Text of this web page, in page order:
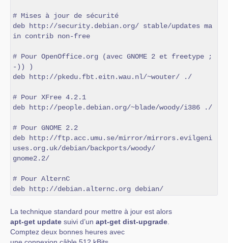
# Mises à jour de sécurité
deb http://security.debian.org/ stable/updates ma
in contrib non-free
# Pour OpenOffice.org (avec GNOME 2 et freetype ;
-)) )
deb http://pkedu.fbt.eitn.wau.nl/~wouter/ ./
# Pour XFree 4.2.1
deb http://people.debian.org/~blade/woody/i386 ./
# Pour GNOME 2.2
deb http://ftp.acc.umu.se/mirror/mirrors.evilgeni
uses.org.uk/debian/backports/woody/
gnome2.2/
# Pour AlternC
deb http://debian.alternc.org debian/
La technique standard pour mettre à jour est alors
apt-get update suivi d’un apt-get dist-upgrade
Comptez deux bonnes heures avec